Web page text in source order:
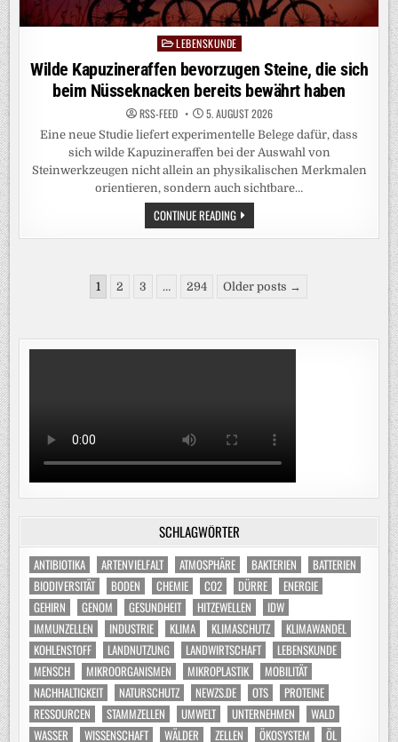
Posted
in
LEBENSKUNDE
Wilde Kapuzineraffen bevorzugen Steine, die sich
beim Nüsseknacken bereits bewährt haben
RSS-FEED 5. AUGUST 2026
Eine neue Studie liefert experimentelle Belege dafür, dass
sich wilde Kapuzineraffen bei der Auswahl von
Steinwerkzeugen nicht allein an physikalischen Merkmalen
orientieren, sondern auch sichtbare…
CONTINUE READINGWILDE
KAPUZINERAFFEN
BEVORZUGEN
BEIM
NÜSSEKNACKEN
Seitennummerierung
Beiträge
1 2 3 … 294 Older posts →
SCHLAGWÖRTER
ANTIBIOTIKA ARTENVIELFALT ATMOSPHÄRE BAKTERIEN
BATTERIEN
BIODIVERSITÄT
BODEN CHEMIE CO2 DÜRRE
ENERGIE
GEHIRN
GENOM GESUNDHEIT HITZEWELLEN
IDW
IMMUNZELLEN
INDUSTRIE KLIMA KLIMASCHUTZ
KLIMAWANDEL
KOHLENSTOFF
LANDNUTZUNG LANDWIRTSCHAFT
LEBENSKUNDE
MENSCH
MIKROORGANISMEN MIKROPLASTIK
MOBILITÄT
NACHHALTIGKEIT
NATURSCHUTZ NEWZS.DE OTS
PROTEINE
RESSOURCEN
STAMMZELLEN UMWELT UNTERNEHMEN
WALD
WASSER
WISSENSCHAFT WÄLDER ZELLEN ÖKOSYSTEM ÖL